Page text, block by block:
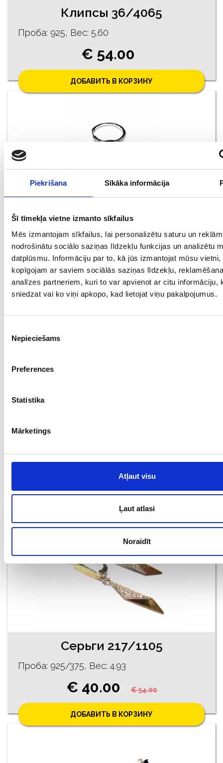
Piekrišana Sīkāka informācija
Šī tīmekļa vietne izmanto sīkfailus
Mēs izmantojam sīkfailus, lai personalizētu saturu un
nodrošinātu sociālo saziņas līdzekļu funkcijas un analizētu
datplūsmu. Informāciju par to, kā jūs izmantojat mūsu
kopīgojam ar saviem sociālās saziņas līdzekļu,
analīzes partneriem, kuri to var apvienot ar citu informāciju,
sniedzat vai ko viņi apkopo, kad lietojat viņu pakalpojumus.
izvēle
Nepieciešams
Preferences
Statistika
Mārketings
Atļaut visu
Ļaut atlasi
Noraidīt
Клипcы 36/4065
Проба: 925, Bес: 5.60
€ 54.00
ДОБАВИТЬ В КОРЗИНУ
Cерьги 152/4055
Проба: 925, Bес: 5.15
€ 54.00
ДОБАВИТЬ В КОРЗИНУ
€ 54.00
ДОБАВИТЬ В КОРЗИНУ
Серьги 217/1105
Проба: 925/375, Bес: 4.93
€ 40.00€ 54.00
ДОБАВИТЬ В КОРЗИНУ